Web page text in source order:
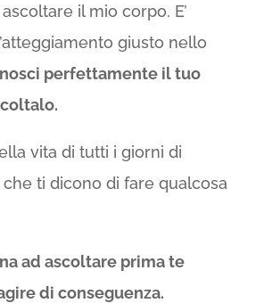
ascoltare il mio corpo. E’
giusto nello
perfettamente il tuo
vita di tutti i giorni di
ti dicono di fare qualcosa
ad ascoltare prima te
di conseguenza.